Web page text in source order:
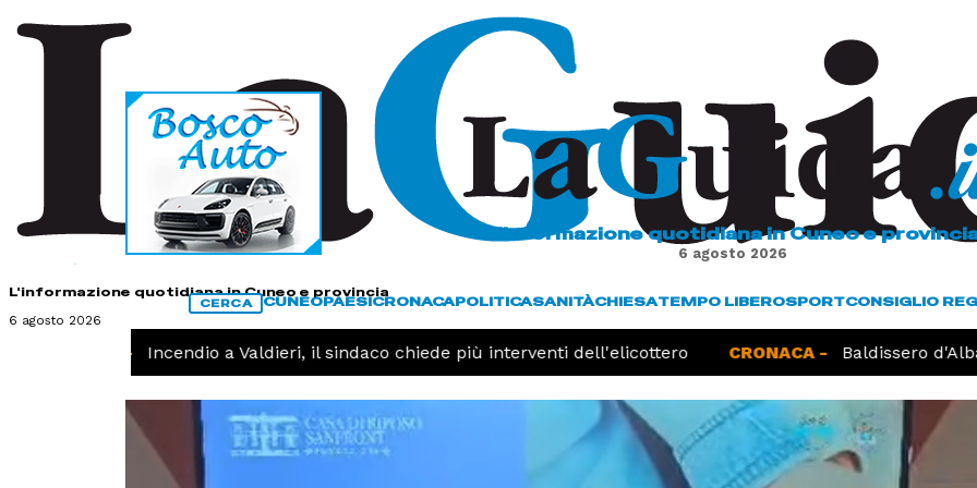
L'informazione quotidiana in Cuneo e provincia
6 agosto 2026
L'informazione quotidiana in Cuneo e
6 agosto 2026
CERCA CUNEOPAESICRONACAPOLITICASANITÀCHIESATEMPO LIBEROSPORTCONSIGLIO
Incendio a Valdieri, il sindaco chiede più interventi dell'elicottero CRONACA - Baldissero d'Alba,